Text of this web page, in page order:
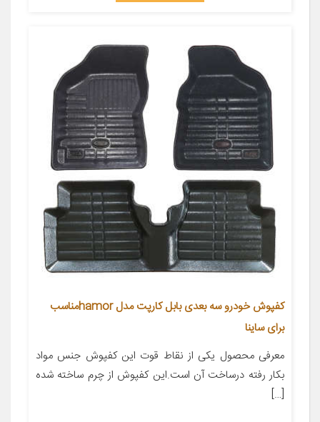
کفپوش خودرو سه بعدی بابل کارپت مدل hamorمناسب
برای ساینا
معرفی محصول یکی از نقاط قوت این کفپوش جنس مواد
بکار رفته درساخت آن است.این کفپوش از چرم ساخته شده
[…]